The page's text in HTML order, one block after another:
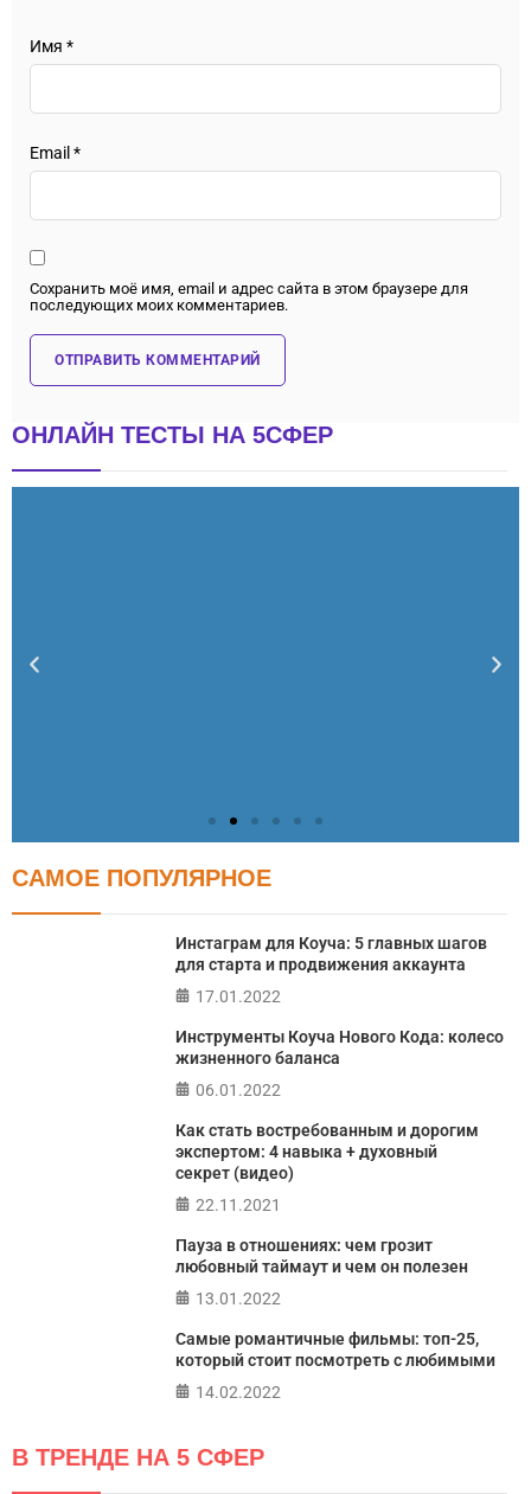
Имя *
Email*
Сохранить моё имя, email и адрес сайта в этом браузере для
последующих моих комментариев.
ОНЛАЙН ТЕСТЫ НА 5СФЕР
Тест: Как я контролирую свою жизнь?
Джулиана Роттера
ПРОЙТИ ТЕСТ
САМОЕ ПОПУЛЯРНОЕ
Инстаграм для Коуча: 5 главных шагов
для старта и продвижения аккаунта
17.01.2022
Инструменты Коуча Нового Кода: колесо
жизненного баланса
06.01.2022
Как стать востребованным и дорогим
экспертом: 4 навыка + духовный
секрет (видео)
22.11.2021
Пауза в отношениях: чем грозит
любовный таймаут и чем он полезен
13.01.2022
Самые романтичные фильмы: топ-25,
который стоит посмотреть с любимыми
14.02.2022
В ТРЕНДЕ НА 5 СФЕР